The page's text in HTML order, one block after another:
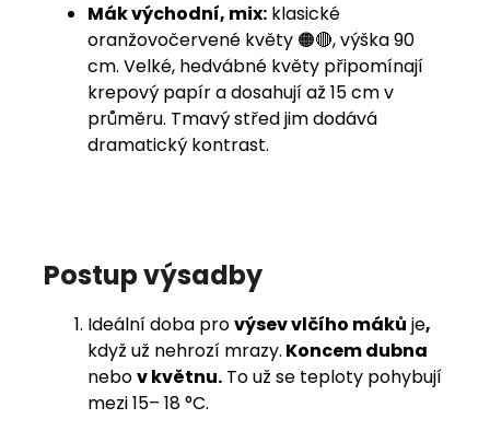
Mák východní, mix: klasické
oranžovočervené květy 🟠🔴, výška 90
cm. Velké, hedvábné květy připomínají
krepový papír a dosahují až 15 cm v
průměru. Tmavý střed jim dodává
dramatický kontrast.
Postup výsadby
Ideální doba provýsev vlčího máků je,
když už nehrozí mrazy. Koncem dubna
nebov květnu. To už se teploty pohybují
mezi 15– 18 °C.